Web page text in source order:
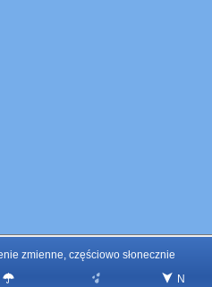
zmienne, częściowo słonecznie
N